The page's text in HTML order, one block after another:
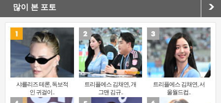
많이 본 포토
샤를리즈 테론, 독보적
인 귀걸이..
트리플에스 김채연, 개
그맨 김규..
트리플에스 김채연, 서
울월드컵..